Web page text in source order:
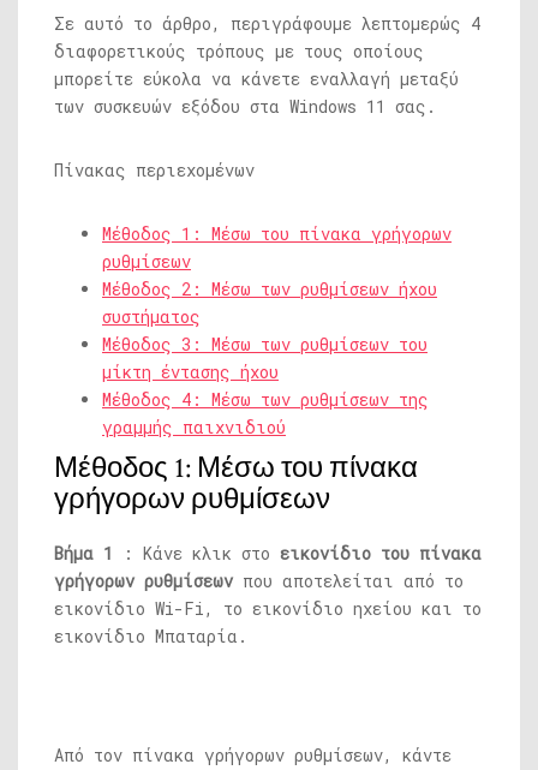
Σε αυτό το άρθρο, περιγράφουμε λεπτομερώς 4
διαφορετικούς τρόπους με τους οποίους
μπορείτε εύκολα να κάνετε εναλλαγή μεταξύ
των συσκευών εξόδου στα Windows 11 σας.
Πίνακας περιεχομένων
Μέθοδος 1: Μέσω του πίνακα γρήγορων
ρυθμίσεων
Μέθοδος 2: Μέσω των ρυθμίσεων ήχου
συστήματος
Μέθοδος 3: Μέσω των ρυθμίσεων του
μίκτη έντασης ήχου
Μέθοδος 4: Μέσω των ρυθμίσεων της
γραμμής παιχνιδιού
Μέθοδος 1: Μέσω του πίνακα
γρήγορων ρυθμίσεων
Βήμα 1 : Κάνε κλικ στο εικονίδιο του πίνακα
γρήγορων ρυθμίσεων που αποτελείται από το
εικονίδιο Wi-Fi, το εικονίδιο ηχείου και το
εικονίδιο Μπαταρία.
Από τον πίνακα γρήγορων ρυθμίσεων, κάντε